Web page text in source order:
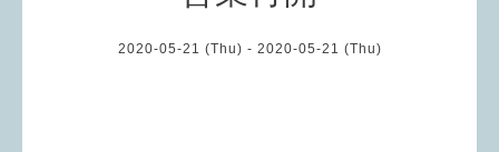
2020-05-21 (Thu) - 2020-05-21 (Thu)